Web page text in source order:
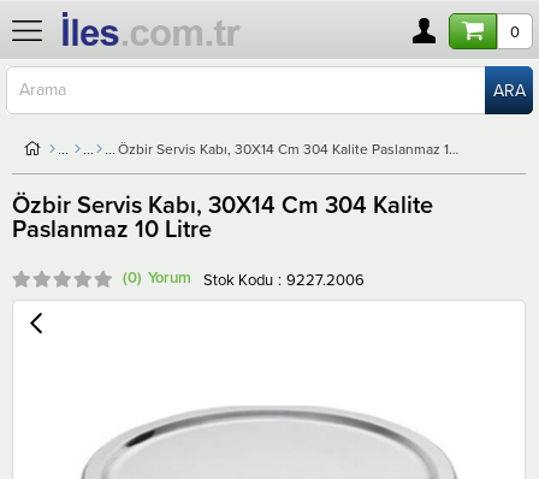
0
Özbir Servis Kabı, 30X14 Cm 304 Kalite Paslanmaz 10 Litre
Özbir Servis Kabı, 30X14 Cm 304 Kalite
Paslanmaz 10 Litre
(0) Stok Kodu 9227.2006